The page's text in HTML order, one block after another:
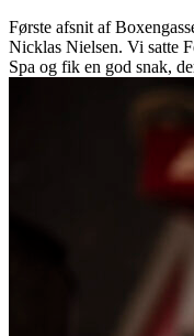
Første afsnit af
Nicklas Nielsen. Vi satte
Spa og fik en god snak,